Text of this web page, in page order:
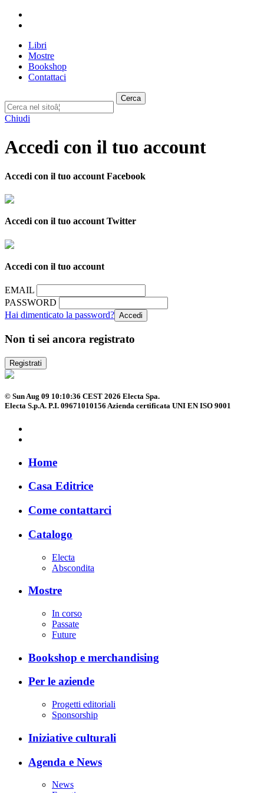
Libri
Mostre
Bookshop
Contattaci
Cerca
Chiudi
Accedi con il tuo account
Accedi con il tuo account Facebook
Accedi con il tuo account Twitter
Accedi con il tuo account
EMAIL
PASSWORD
Hai dimenticato la password?
Non ti sei ancora registrato
Registrati
© Sun Aug 09 10:10:36 CEST 2026 Electa Spa.
Electa S.p.A. P.I. 09671010156 Azienda certificata UNI EN ISO 9001
Home
Casa Editrice
Come contattarci
Catalogo
Electa
Abscondita
Mostre
In corso
Passate
Future
Bookshop e merchandising
Per le aziende
Progetti editoriali
Sponsorship
Iniziative culturali
Agenda e News
News